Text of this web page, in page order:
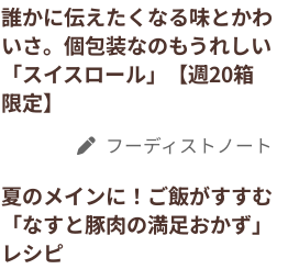
誰かに伝えたくなる味とかわ
いさ。個包装なのもうれしい
「スイスロール」【週20箱
限定】
フーディストノート
夏のメインに！ご飯がすすむ
「なすと豚肉の満足おかず」
レシピ